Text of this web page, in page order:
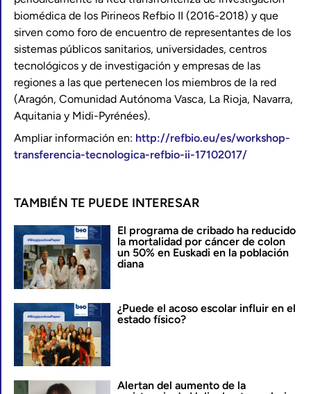
biomédica de los Pirineos Refbio II (2016-2018) y que
sirven como foro de encuentro de representantes de los
sistemas públicos sanitarios, universidades, centros
tecnológicos y de investigación y empresas de las
regiones a las que pertenecen los miembros de la red
(Aragón, Comunidad Autónoma Vasca, La Rioja, Navarra,
Aquitania y Midi-Pyrénées).
Ampliar información en: http://refbio.eu/es/workshop-
transferencia-tecnologica-refbio-ii-17102017/
TAMBIÉN TE PUEDE INTERESAR
El programa de cribado ha reducido
la mortalidad por cáncer de colon
un 50% en Euskadi en la población
diana
¿Puede el acoso escolar influir en el
estado físico?
Alertan del aumento de la